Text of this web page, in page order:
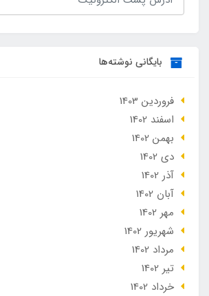
بایگانی نوشته‌ها
فروردین 1403
اسفند 1402
بهمن 1402
دی 1402
آذر 1402
آبان 1402
مهر 1402
شهریور 1402
مرداد 1402
تير 1402
خرداد 1402